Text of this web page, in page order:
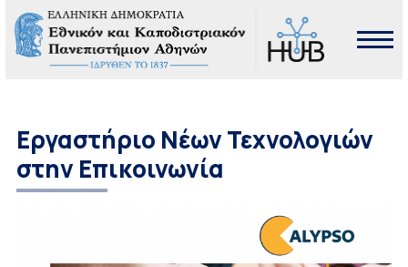
Εργαστήριο Νέων Τεχνολογιών
στην Επικοινωνία